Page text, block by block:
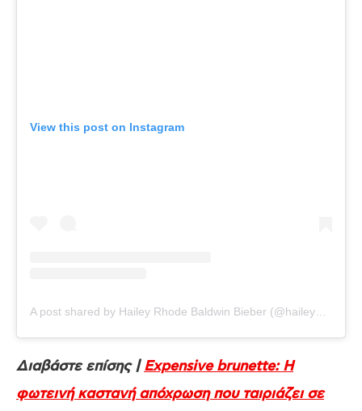
View this post on Instagram
Διαβάστε επίσης |Expensive brunette: Η
φωτεινή καστανή απόχρωση που ταιριάζει σε